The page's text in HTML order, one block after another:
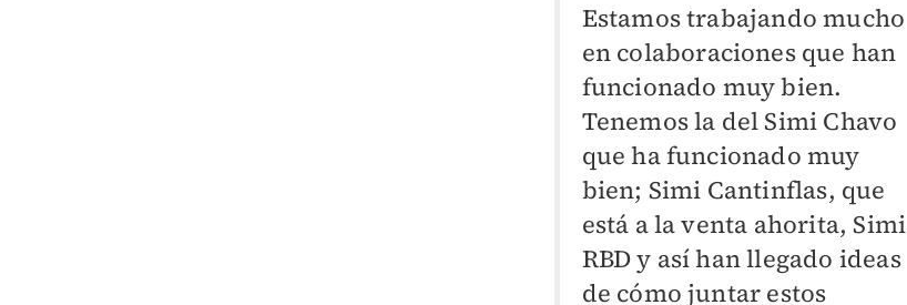
Estamos trabajando mucho
en colaboraciones que han
funcionado muy bien.
Tenemos la del Simi Chavo
que ha funcionado muy
bien; Simi Cantinflas, que
está a la venta ahorita, Simi
RBD y así han llegado ideas
de cómo juntar estos